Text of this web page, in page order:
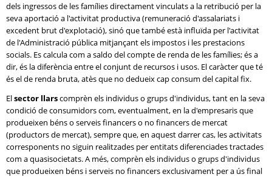
dels ingressos de les famílies directament vinculats a la retribució per la
seva aportació a l'activitat productiva (remuneració d'assalariats i
excedent brut d'explotació), sinó que també està influïda per l'activitat
de l'Administració pública mitjançant els impostos i les prestacions
socials. Es calcula com a saldo del compte de renda de les famílies; és a
dir, és la diferència entre el conjunt de recursos i usos. El caràcter que té
és el de renda bruta, atès que no dedueix cap consum del capital fix.
Elsector llarscomprèn els individus o grups d'individus, tant en la seva
condició de consumidors com, eventualment, en la d'empresaris que
produeixen béns o serveis financers o no financers de mercat
(productors de mercat), sempre que, en aquest darrer cas, les activitats
corresponents no siguin realitzades per entitats diferenciades tractades
com a quasisocietats. A més, comprèn els individus o grups d'individus
que produeixen béns i serveis no financers exclusivament per a ús final